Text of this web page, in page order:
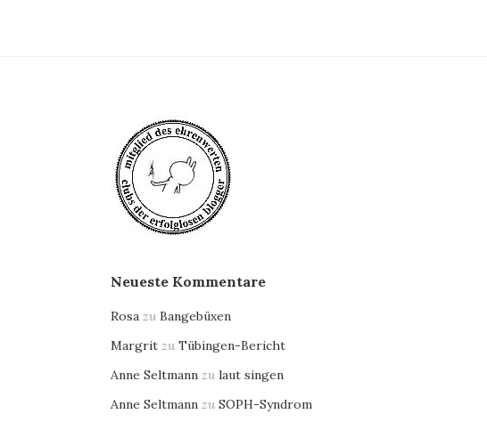
Neueste Kommentare
Rosa zuBangebüxen
Margrit zuTübingen-Bericht
Anne Seltmann zulaut singen
Anne Seltmann zuSOPH-Syndrom